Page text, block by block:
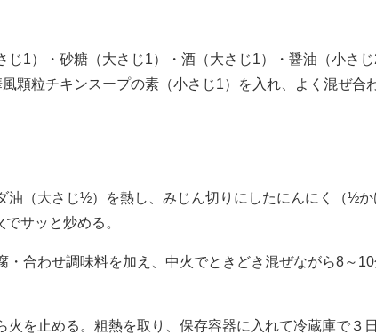
じ1）・砂糖（大さじ1）・酒（大さじ1）・醤油（小さ
風顆粒チキンスープの素（小さじ1）を入れ、よく混ぜ合
油（大さじ½）を熱し、みじん切りにしたにんにく（½
サッと炒める。
・合わせ調味料を加え、中火でときどき混ぜながら8～10
火を止める。粗熱を取り、保存容器に入れて冷蔵庫で３